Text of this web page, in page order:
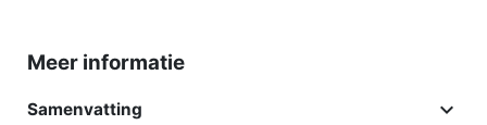
Meer informatie
Samenvatting 